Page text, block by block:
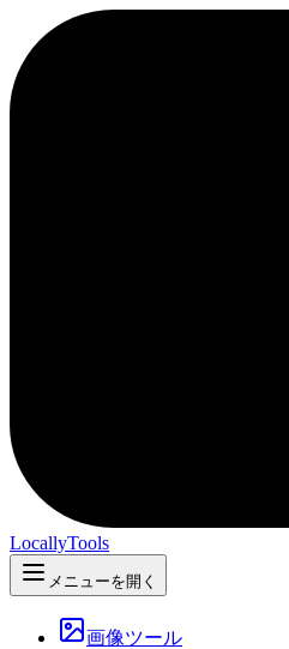
LocallyTools
メニューを開く
画像ツール